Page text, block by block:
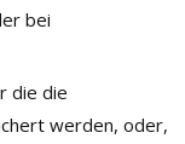
bei
die die
werden, oder,